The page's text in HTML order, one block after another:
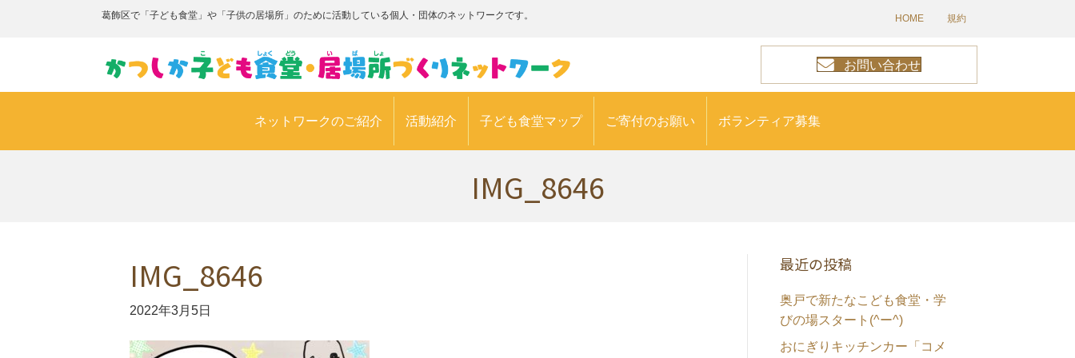
葛飾区で「子ども食堂」や「子供の居場所」のために活動している個人・団体のネットワークです。 HOME 規約
お問い合わせ
ネットワークのご紹介 活動紹介 子ども食堂マップ ご寄付のお願い ボランティア募集
IMG_8646
IMG_8646
2022年3月5日
最近の投稿
奥戸で新たなこども食堂・学
びの場スタート(^ー^)
おにぎりキッチンカー「コメ